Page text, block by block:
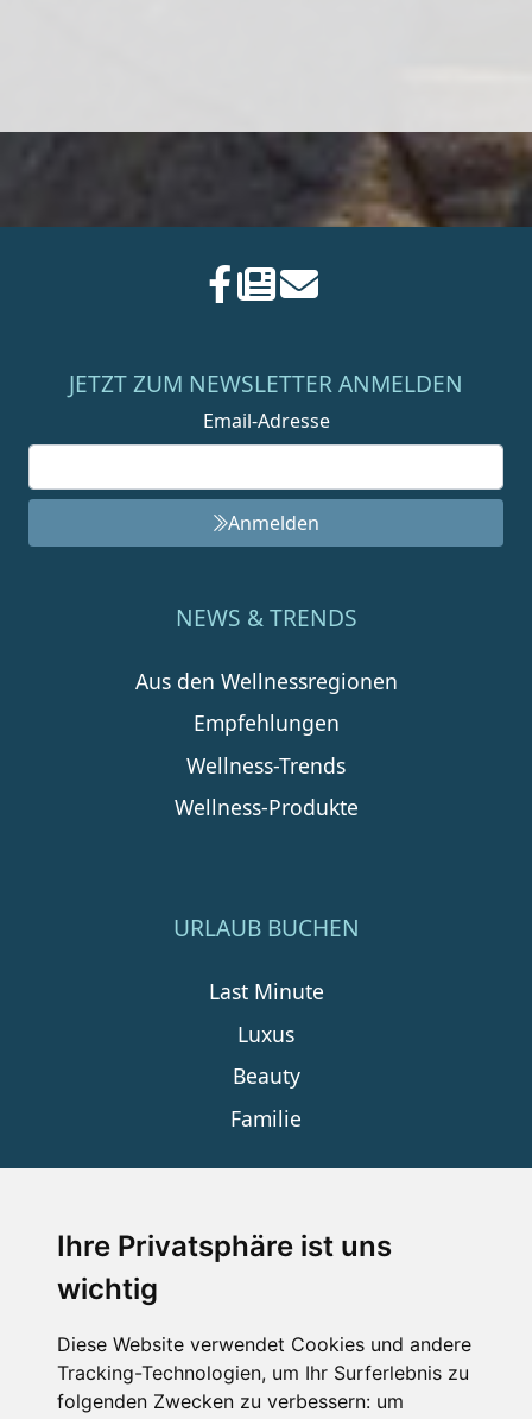
Ihre Privatsphäre ist uns
wichtig
Diese Website verwendet Cookies und andere
Tracking-Technologien, um Ihr Surferlebnis zu
folgenden Zwecken zu verbessern: um
JETZT ZUM NEWSLETTER ANMELDEN
Email-Adresse
Anmelden
NEWS & TRENDS
Aus den Wellnessregionen
Empfehlungen
Wellness-Trends
Wellness-Produkte
URLAUB BUCHEN
Last Minute
Luxus
Beauty
Familie
SERVICE
Datenschutz
Nutzungsbedingungen